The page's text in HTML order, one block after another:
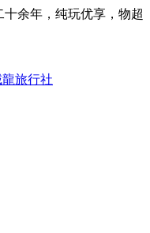
余年，纯玩优享，物超
龍旅行社